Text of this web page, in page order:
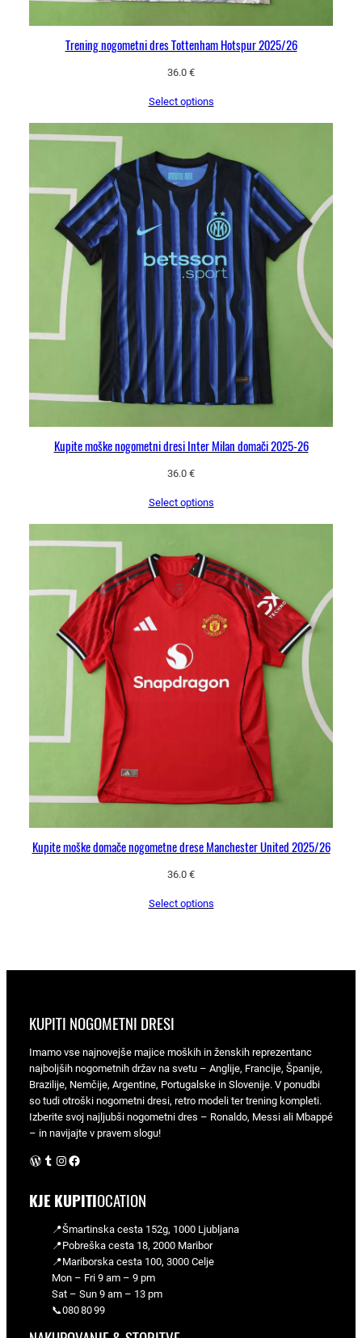
Trening nogometni dres Tottenham Hotspur 2025/26
36.0 €
Select options
Kupite moške nogometni dresi Inter Milan domači 2025-26
36.0 €
Select options
Kupite moške domače nogometne drese Manchester United 2025/26
36.0 €
Select options
KUPITI NOGOMETNI DRESI
Imamo vse najnovejše majice moških in ženskih reprezentanc
najboljših nogometnih držav na svetu – Anglije, Francije, Španije,
Brazilije, Nemčije, Argentine, Portugalske in Slovenije. V ponudbi
so tudi otroški nogometni dresi, retro modeli ter trening kompleti.
Izberite svoj najljubši nogometni dres – Ronaldo, Messi ali Mbappé
– in navijajte v pravem slogu!
WordPress Instagram Facebook
KJE KUPITIOCATION
📍Šmartinska cesta 152g, 1000 Ljubljana
📍Pobreška cesta 18, 2000 Maribor
📍Mariborska cesta 100, 3000 Celje
Mon – Fri 9 am – 9 pm
Sat – Sun 9 am – 13 pm
📞080 80 99